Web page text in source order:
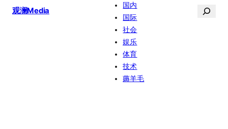
观澜Media
国内
国际
社会
娱乐
体育
技术
薅羊毛
搜